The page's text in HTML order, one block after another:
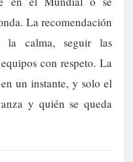
La recomendación
la calma, seguir las
con respeto. La
un instante, y solo el
y quién se queda